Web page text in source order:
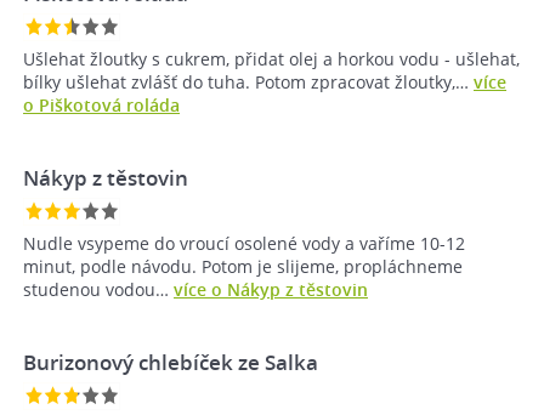
Ušlehat žloutky s cukrem, přidat olej a horkou vodu - ušlehat,
bílky ušlehat zvlášť do tuha. Potom zpracovat žloutky,… více
o Piškotová roláda
Nákyp z těstovin
Nudle vsypeme do vroucí osolené vody a vaříme 10-12
minut, podle návodu. Potom je slijeme, propláchneme
studenou vodou… více o Nákyp z těstovin
Burizonový chlebíček ze Salka